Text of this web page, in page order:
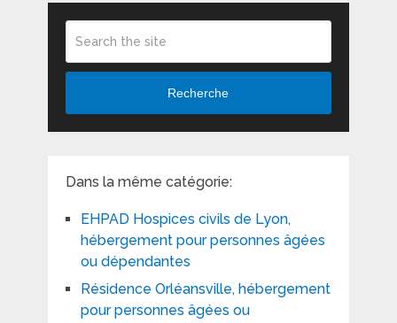
Recherche
Dans la même catégorie:
EHPAD Hospices civils de Lyon,
hébergement pour personnes âgées
ou dépendantes
Résidence Orléansville, hébergement
pour personnes âgées ou